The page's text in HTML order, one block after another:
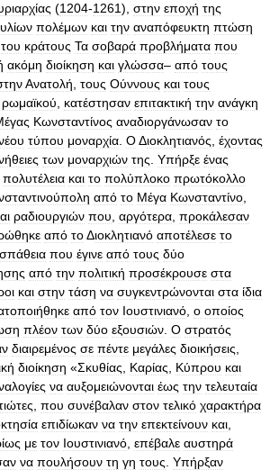
(1204-1261), στην εποχή της
πολέμων και την αναπόφευκτη πτώση
του κράτους Τα σοβαρά προβλήματα που
ακόμη διοίκηση και γλώσσα– από τους
Ανατολή τους Ούννους και τους
ρωμαϊκού κατέστησαν επιτακτική την ανάγκη
Κωνσταντίνος αναδιοργάνωσαν το
τύπου μοναρχία ΟΔιοκλητιανός έχοντας
των μοναρχιών της Υπήρξε ένας
πολυτέλεια και το πολύπλοκο πρωτόκολλο
από το Μέγα Κωνσταντίνο
ραδιουργιών που αργότερα προκάλεσαν
από τοΔιοκλητιανό αποτέλεσε το
που έγινε από τους δύο
από την πολιτική προσέκρουσε στα
και στην τάση να συγκεντρώνονται στα ίδια
από τον Ιουστινιανό ο οποίος
πλέον των δύο εξουσιών Ο στρατός
διαιρεμένος σε πέντε μεγάλες διοικήσεις
διοίκηση «Σκυθίας Καρίας Κύπρου και
να αυξομειώνονται έως την τελευταία
που συνέβαλαν στον τελικό χαρακτήρα
επιδίωκαν να την επεκτείνουν και
με τον Ιουστινιανό επέβαλε αυστηρά
να πουλήσουν τη γη τους Υπήρξαν